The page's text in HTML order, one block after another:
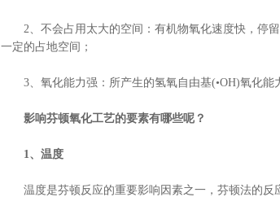
2、不会占用太大的空间：有机物氧化速度快，停留
一定的占地空间；
3、氧化能力强：所产生的氢氧自由基(•OH)氧化能
影响芬顿氧化工艺的要素有哪些呢？
1、温度
温度是芬顿反应的重要影响因素之一，芬顿法的反